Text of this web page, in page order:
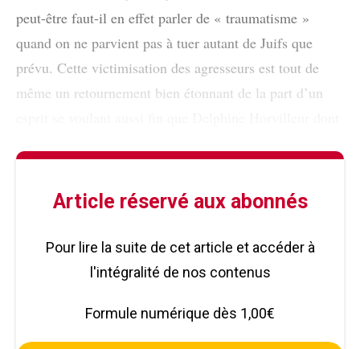
peut-être faut-il en effet parler de « traumatisme »
quand on ne parvient pas à tuer autant de Juifs que
prévu. Cette victimisation des agresseurs est tout de
même un retournement bien étonnant de la part d’un
Article réservé aux abonnés
Pour lire la suite de cet article et accéder à
l'intégralité de nos contenus
Formule numérique dès 1,00€